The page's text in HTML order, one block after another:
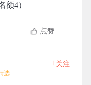
额4）
点赞
选
+关注